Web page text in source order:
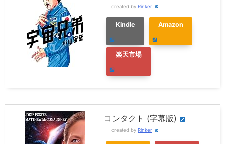
created by Rinker
Kindle Amazon
楽天市場
コンタクト (字幕版)
created by Rinker